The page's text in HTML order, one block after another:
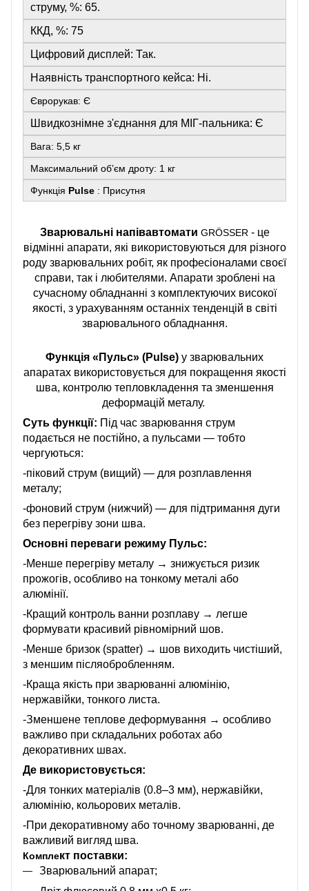
струму, %: 65.
ККД, %: 75
Цифровий дисплей: Так.
Наявність транспортного кейса: Ні.
Єврорукав: Є
Швидкознімне з'єднання для МІГ-пальника: Є
Вага: 5,5 кг
Максимальний обʼєм дроту: 1 кг
Функція Pulse : Присутня
Зварювальні напівавтомати GRÖSSER - це
відмінні апарати, які використовуються для різного
роду зварювальних робіт, як професіоналами своєї
справи, так і любителями. Апарати зроблені на
сучасному обладнанні з комплектуючих високої
якості, з урахуванням останніх тенденцій в світі
зварювального обладнання.
Функція «Пульс» (Pulse) у зварювальних
апаратах використовується для покращення якості
шва, контролю тепловкладення та зменшення
деформацій металу.
Суть функції: Під час зварювання струм
подається не постійно, а пульсами — тобто
чергуються:
-піковий струм (вищий) — для розплавлення
металу;
-фоновий струм (нижчий) — для підтримання дуги
без перегріву зони шва.
Основні переваги режиму Пульс:
-Менше перегріву металу → знижується ризик
прожогів, особливо на тонкому металі або
алюмінії.
-Кращий контроль ванни розплаву → легше
формувати красивий рівномірний шов.
-Менше бризок (spatter) → шов виходить чистіший,
з меншим післяобробленням.
-Краща якість при зварюванні алюмінію,
нержавійки, тонкого листа.
-Зменшене теплове деформування → особливо
важливо при складальних роботах або
декоративних швах.
Де використовується:
-Для тонких матеріалів (0.8–3 мм), нержавійки,
алюмінію, кольорових металів.
-При декоративному або точному зварюванні, де
важливий вигляд шва.
Комплект поставки:
Зварювальний апарат;